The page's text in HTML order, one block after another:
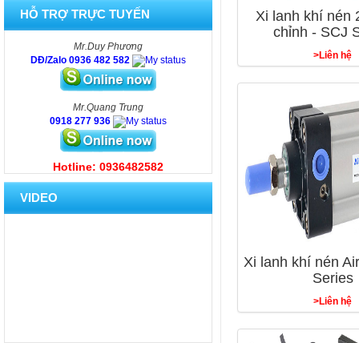
HỖ TRỢ TRỰC TUYẾN
Mr.Duy Phương
DĐ/Zalo 0936 482 582
Mr.Quang Trung
0918 277 936
Hotline: 0936482582
VIDEO
Xi lanh khí nén
chỉnh - SCJ
>Liên hệ
Xi lanh khí nén
Series
>Liên hệ